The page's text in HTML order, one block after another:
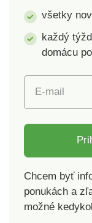
všetky
každý
domácu
E-mail
Chcem byť
ponukách a
možné